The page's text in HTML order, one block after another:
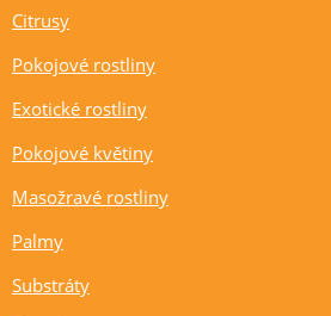
Citrusy
Pokojové rostliny
Exotické rostliny
Pokojové květiny
Masožravé rostliny
Palmy
Substráty